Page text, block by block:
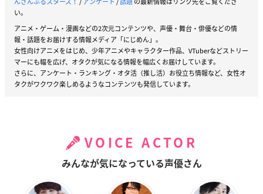
い。
アニメ・ゲーム・漫画などの2次元コンテンツや、声優・舞台・俳優などの情
報・話題をお届けする情報メディア「にじめん」。
女性向けアニメをはじめ、少年アニメやキャラクター作品、VTuberなどストリー
マーにも幅を広げ、オタクが気になる情報を幅広くお届けしています。
さらに、アンケート・ランキング・オタ活（推し活）お役立ち情報など、女性オ
タクがワクワク楽しめるようなコンテンツも発信しています。
VOICE ACTOR
みんなが気になっている声優さん